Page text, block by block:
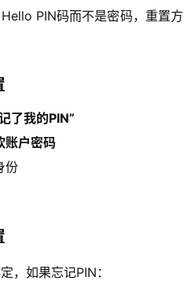
PIN码而不是密码，重置方
了我的PIN”
账户密码
份
，如果忘记PIN：